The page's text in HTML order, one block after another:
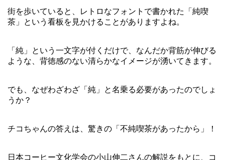
街を歩いていると、レトロなフォントで書かれた「純喫
茶」という看板を見かけることがありますよね。
「純」という一文字が付くだけで、なんだか背筋が伸びる
ような、背徳感のない清らかなイメージが湧いてきます。
でも、なぜわざわざ「純」と名乗る必要があったのでしょ
うか？
チコちゃんの答えは、驚きの「不純喫茶があったから」！
日本コーヒー文化学会の小山伸二さんの解説をもとに、コ